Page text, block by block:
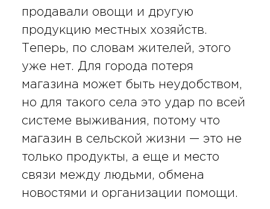
продавали овощи и другую
продукцию местных хозяйств.
Теперь, по словам жителей, этого
уже нет. Для города потеря
магазина может быть неудобством,
но для такого села это удар по всей
системе выживания, потому что
магазин в сельской жизни — это не
только продукты, а еще и место
связи между людьми, обмена
новостями и организации помощи.